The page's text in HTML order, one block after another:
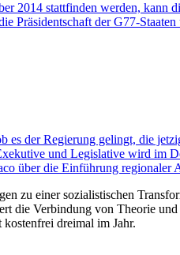
2014 stattfinden werden,
der G77-
der Regierung gelingt, die
und Legislative wird im
über die Einführung regionaler
zu einer sozialistischen
die Verbindung von Theorie
dreimal im Jahr.